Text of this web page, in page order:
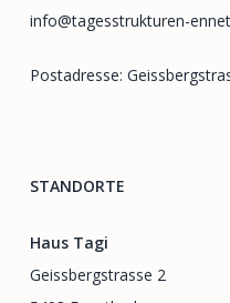
info@tagesstrukturen-
Postadresse:
STANDORTE
Haus Tagi
Geissbergstrasse 2